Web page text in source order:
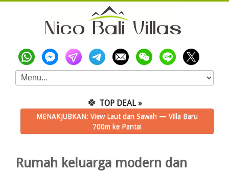
🍀 TOP DEAL »
MENAKJUBKAN: View Laut dan Sawah — Villa Baru
700m ke Pantai
Rumah keluarga modern dan